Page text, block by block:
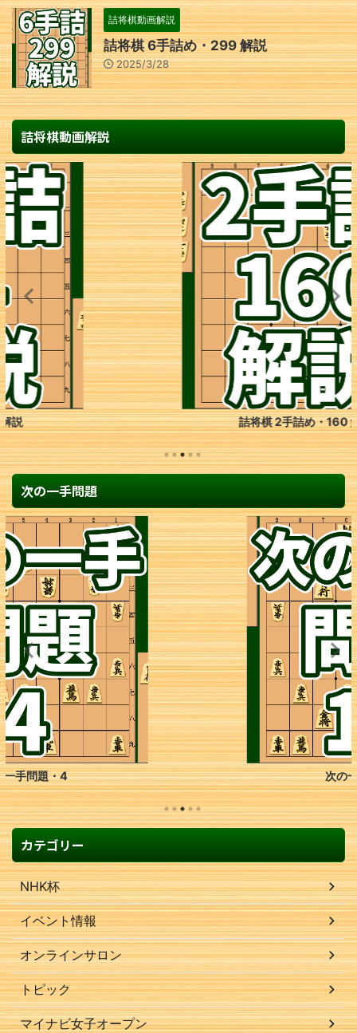
詰将棋動画解説
詰将棋 6手詰め・299 解説
2025/3/28
詰将棋動画解説
詰将棋 2手詰め・160 解説
次の一手問題
次の一手問題・15
カテゴリー
NHK杯
イベント情報
オンラインサロン
トピック
マイナビ女子オープン